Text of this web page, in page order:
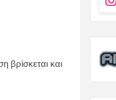
βρίσκεται και